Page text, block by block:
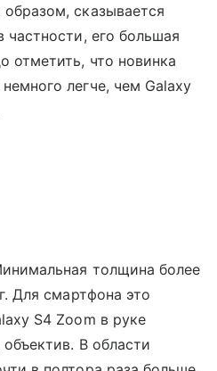
сказывается
частности, его большая
отметить, что новинка
легче, чем Galaxy
толщина более
Для смартфона это
S4 Zoom в руке
В области